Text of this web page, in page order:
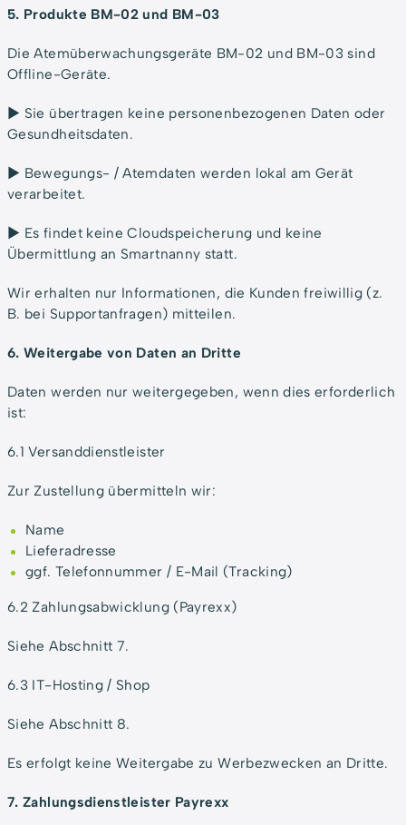
5. Produkte BM-02 und BM-03
Die Atemüberwachungsgeräte BM-02 und BM-03 sind
Offline-Geräte.
► Sie übertragen keine personenbezogenen Daten oder
Gesundheitsdaten.
► Bewegungs- / Atemdaten werden lokal am Gerät
verarbeitet.
► Es findet keine Cloudspeicherung und keine
Übermittlung an Smartnanny statt.
Wir erhalten nur Informationen, die Kunden freiwillig (z.
B. bei Supportanfragen) mitteilen.
6. Weitergabe von Daten an Dritte
Daten werden nur weitergegeben, wenn dies erforderlich
ist:
6.1 Versanddienstleister
Zur Zustellung übermitteln wir:
Name
Lieferadresse
ggf. Telefonnummer / E-Mail (Tracking)
6.2 Zahlungsabwicklung (Payrexx)
Siehe Abschnitt 7.
6.3 IT-Hosting / Shop
Siehe Abschnitt 8.
Es erfolgt keine Weitergabe zu Werbezwecken an Dritte.
7. Zahlungsdienstleister Payrexx